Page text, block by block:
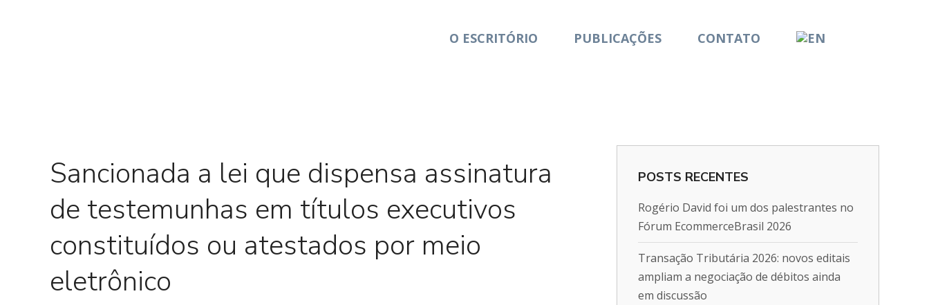
O ESCRITÓRIO PUBLICAÇÕES CONTATO
Sancionada a lei que dispensa assinatura
de testemunhas em títulos executivos
constituídos ou atestados por meio
eletrônico
POSTS RECENTES
Rogério David foi um dos palestrantes no
Fórum EcommerceBrasil 2026
Transação Tributária 2026: novos editais
ampliam a negociação de débitos ainda
em discussão